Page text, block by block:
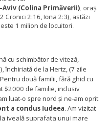
Aviv (Colina Primăverii), oraș
Cronici 2:16, Iona 2:3), astăzi
1 milion de locuitori.
cu schimbător de viteză,
închiriată de la Hertz, (7 zile
două familii, fără ghid cu
$2000 de familie, inclusiv
luat-o spre nord și ne-am oprit
a condus Iudeea. Am vizitat
iveală suprafața unui mare